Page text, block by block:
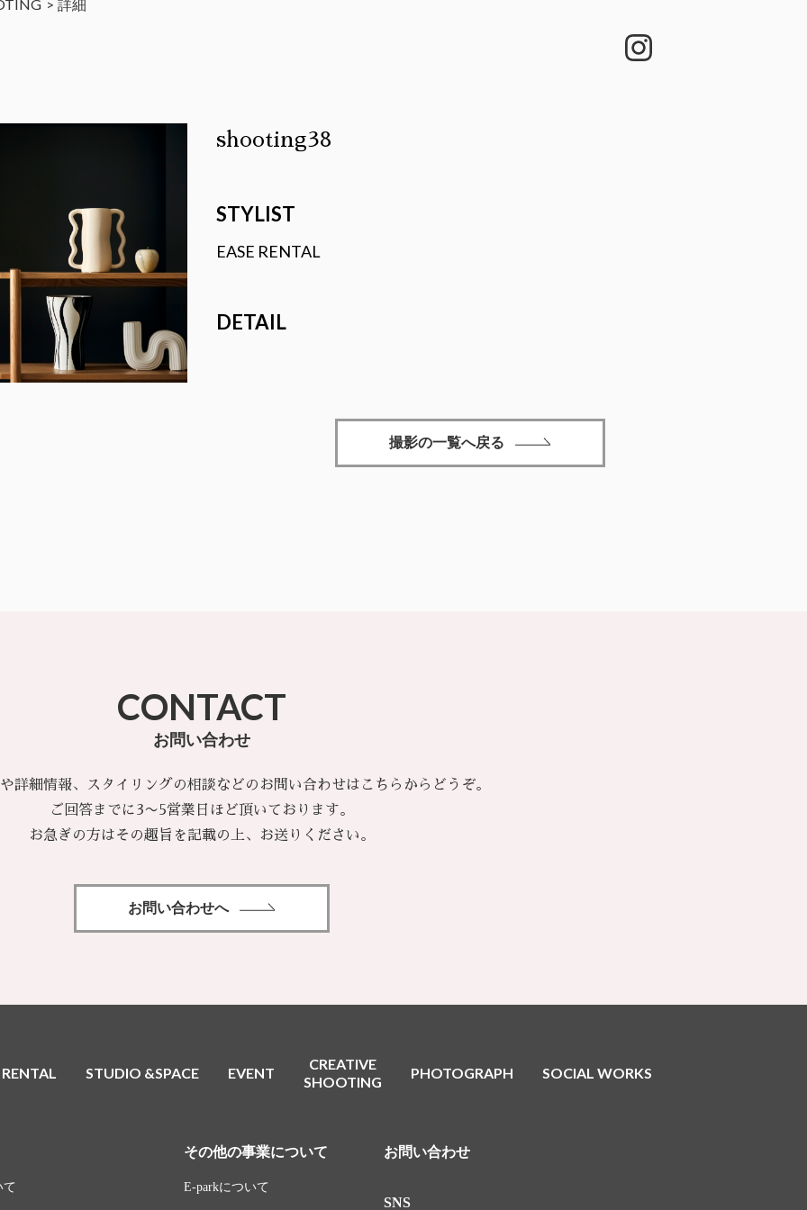
詳細
shooting38
STYLIST
EASE RENTAL
DETAIL
撮影の一覧へ戻る
CONTACT
お問い合わせ
詳細情報、スタイリングの相談などのお問い合わせはこちらからどうぞ。
ご回答までに3〜5営業日ほど頂いております。
お急ぎの方はその趣旨を記載の上、お送りください。
お問い合わせへ
RENTAL STUDIO &SPACE EVENT
CREATIVE
SHOOTING
PHOTOGRAPH SOCIAL WORKS
て
その他の事業について
E-parkについて
お問い合わせ
SNS